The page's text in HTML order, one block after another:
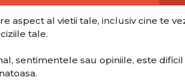
aspect al vietii tale, inclusiv cine te
tale.
sentimentele sau opiniile, este dificil